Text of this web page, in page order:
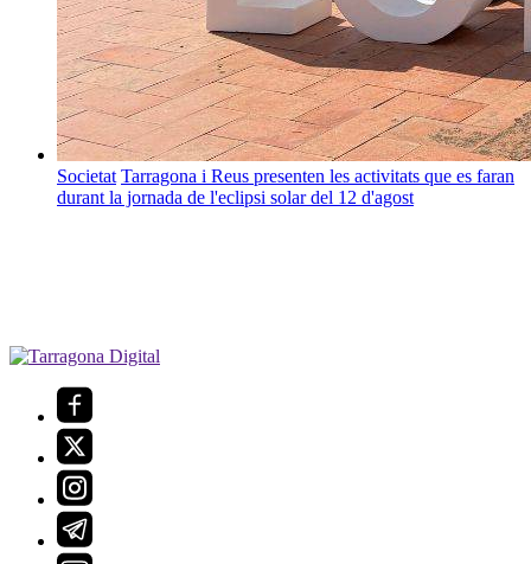
Societat Tarragona i Reus presenten les activitats que es faran
durant la jornada de l'eclipsi solar del 12 d'agost